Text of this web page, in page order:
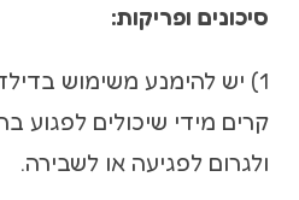
סיכונים ופריקות:
1) יש להימנע משימוש
קרים מידי שיכולים לפגוע
ולגרום לפגיעה או לשבירה.